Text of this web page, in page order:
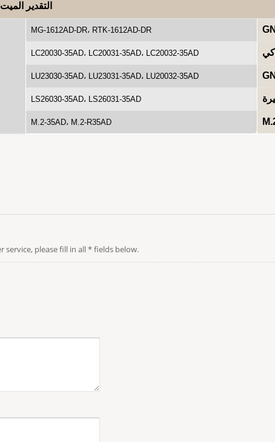
التقدير الميت
MG-1612AD-DR، RTK-1612AD-DR
LC20030-35AD، LC20031-35AD، LC20032-35AD
LU23030-35AD، LU23031-35AD، LU20032-35AD
LS26030-35AD، LS26031-35AD
M.2-35AD، M.2-R35AD